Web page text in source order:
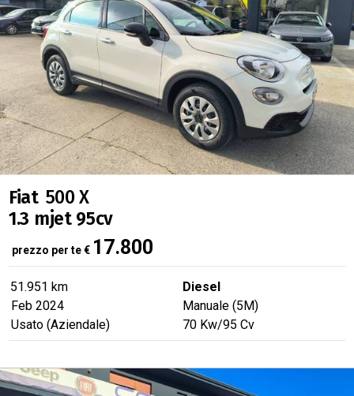
Fiat 500 X
1.3 mjet 95cv
prezzo per te€ 17.800
51.951 km
Diesel
Feb 2024
Manuale (5M)
Usato (Aziendale)
70 Kw/95 Cv